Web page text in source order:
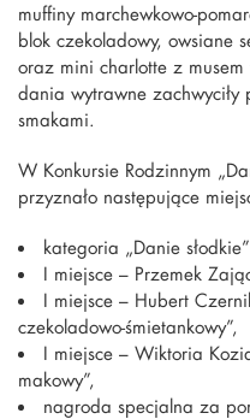
muffiny marchewkowo-
blok czekoladowy, owsiane
oraz mini charlotte z
dania wytrawne zachwyciły
smakami.
W Konkursie Rodzinnym
przyznało następujące
kategoria „Danie słodkie”
I miejsce – Przemek
I miejsce – Hubert
czekoladowo-śmietankowy”,
I miejsce – Wiktoria
makowy”,
nagroda specjalna za